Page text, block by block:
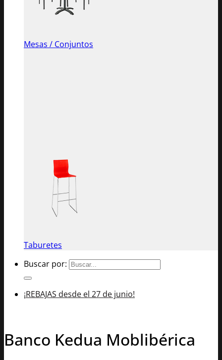
Mesas / Conjuntos
Taburetes
Buscar por:
¡REBAJAS desde el 27 de junio!
Banco Kedua Moblibérica